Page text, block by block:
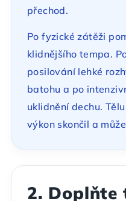
přechod.
Po fyzické zátěži
klidnějšího tempa.
posilování lehké
batohu a po
uklidnění dechu.
výkon skončil a
2. Doplňte